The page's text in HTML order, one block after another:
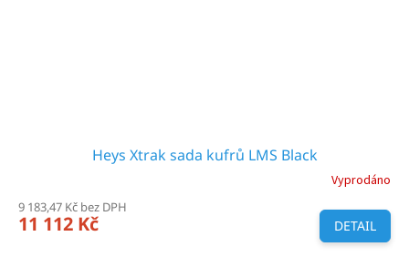
Heys Xtrak sada kufrů LMS Black
Vyprodáno
9 183,47 Kč bez DPH
11 112 Kč DETAIL